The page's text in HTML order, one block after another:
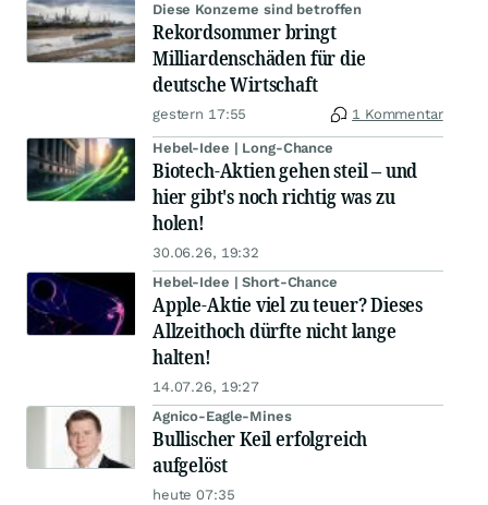
Diese Konzerne sind betroffen
Rekordsommer bringt
Milliardenschäden für die
deutsche Wirtschaft
gestern 17:55 1 Kommentar
Hebel-Idee | Long-Chance
Biotech-Aktien gehen steil – und
hier gibt's noch richtig was zu
holen!
30.06.26, 19:32
Hebel-Idee | Short-Chance
Apple-Aktie viel zu teuer? Dieses
Allzeithoch dürfte nicht lange
halten!
14.07.26, 19:27
Agnico-Eagle-Mines
Bullischer Keil erfolgreich
aufgelöst
heute 07:35